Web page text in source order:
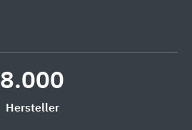
8.000
Hersteller